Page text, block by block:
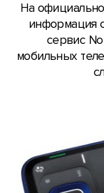
На
информация
сервис
мобильных